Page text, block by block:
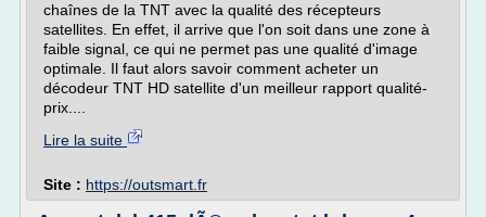
chaînes de la TNT avec la qualité des récepteurs
satellites. En effet, il arrive que l'on soit dans une zone à
faible signal, ce qui ne permet pas une qualité d'image
optimale. Il faut alors savoir comment acheter un
décodeur TNT HD satellite d'un meilleur rapport qualité-
prix....
Lire la suite
Site : https://outsmart.fr